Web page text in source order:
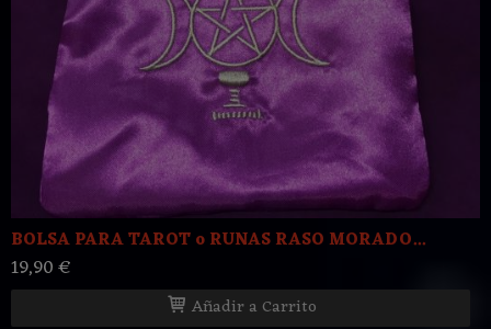
BOLSA PARA TAROT o RUNAS RASO MORADO...
19,90 €
Añadir a Carrito